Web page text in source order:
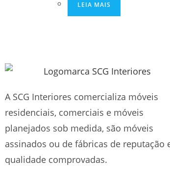
LEIA MAIS
A SCG Interiores comercializa móveis
residenciais, comerciais e móveis
planejados sob medida, são móveis
assinados ou de fábricas de reputação
qualidade comprovadas.